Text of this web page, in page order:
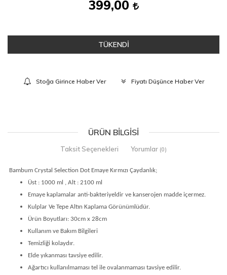
399,00
TÜKENDİ
Stoğa Girince Haber Ver Fiyatı Düşünce Haber Ver
ÜRÜN BILGISI
Taksit Seçenekleri Yorumlar (0)
Bambum Crystal Selection Dot Emaye Kırmızı Çaydanlık;
Üst : 1000 ml , Alt : 2100 ml
Emaye kaplamalar anti-bakteriyeldir ve kanserojen madde içermez.
Kulplar Ve Tepe Altın Kaplama Görünümlüdür.
Ürün Boyutları: 30cm x 28cm
Kullanım ve Bakım Bilgileri
Temizliği kolaydır.
Elde yıkanması tavsiye edilir.
Ağartıcı kullanılmaması tel ile ovalanmaması tavsiye edilir.